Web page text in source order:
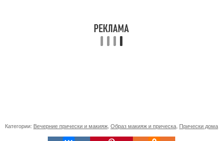
Категории: Вечерние прически и макияж Образ макияж и прическа Прически дома